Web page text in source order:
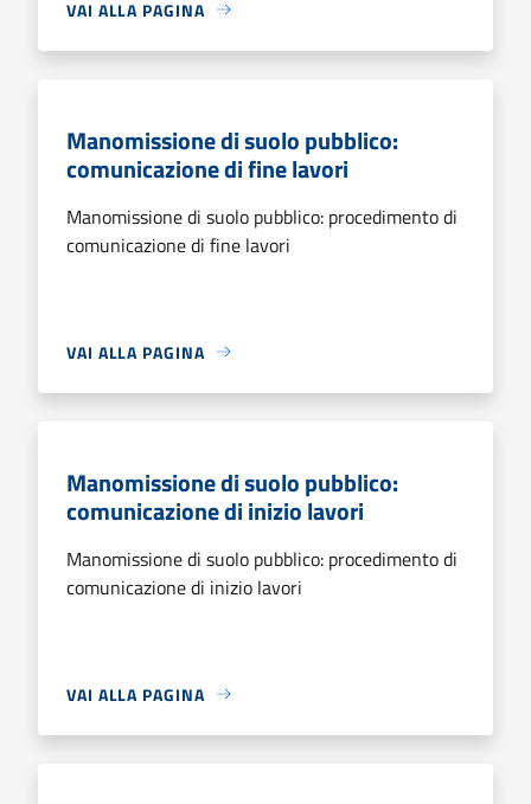
VAI ALLA PAGINA
Manomissione di suolo pubblico:
comunicazione di fine lavori
Manomissione di suolo pubblico: procedimento di
comunicazione di fine lavori
VAI ALLA PAGINA
Manomissione di suolo pubblico:
comunicazione di inizio lavori
Manomissione di suolo pubblico: procedimento di
comunicazione di inizio lavori
VAI ALLA PAGINA